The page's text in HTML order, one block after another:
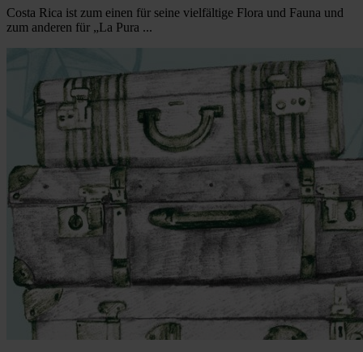
Costa Rica ist zum einen für seine vielfältige Flora und Fauna und
zum anderen für „La Pura ...